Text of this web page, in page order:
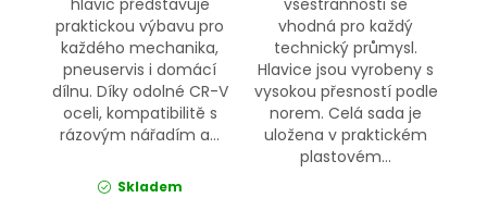
hlavic představuje
praktickou výbavu pro
každého mechanika,
pneuservis i domácí
dílnu. Díky odolné CR-V
oceli, kompatibilitě s
rázovým nářadím a...
Skladem
všestrannosti se
vhodná pro každý
technický průmysl.
Hlavice jsou vyrobeny s
vysokou přesností podle
norem. Celá sada je
uložena v praktickém
plastovém...